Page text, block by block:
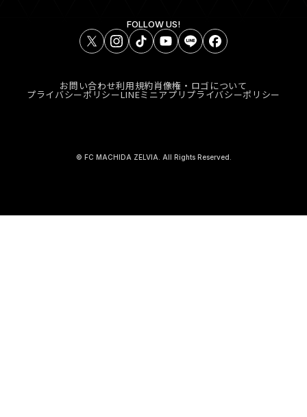
FOLLOW US!
お問い合わせ利用規約肖像権・ロゴについて
プライバシーポリシーLINEミニアプリプライバシーポリシー
© FC MACHIDA ZELVIA. All Rights Reserved.